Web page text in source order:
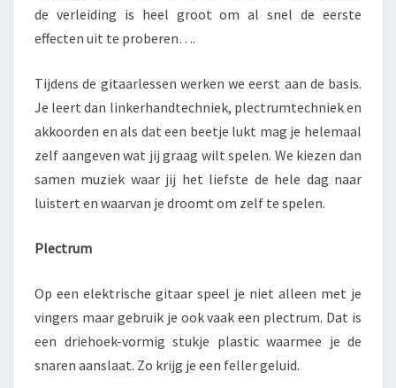
de verleiding is heel groot om al snel de eerste
effecten uit te proberen….
Tijdens de gitaarlessen werken we eerst aan de basis.
Je leert dan linkerhandtechniek, plectrumtechniek en
akkoorden en als dat een beetje lukt mag je helemaal
zelf aangeven wat jij graag wilt spelen. We kiezen dan
samen muziek waar jij het liefste de hele dag naar
luistert en waarvan je droomt om zelf te spelen.
Plectrum
Op een elektrische gitaar speel je niet alleen met je
vingers maar gebruik je ook vaak een plectrum. Dat is
een driehoek-vormig stukje plastic waarmee je de
snaren aanslaat. Zo krijg je een feller geluid.